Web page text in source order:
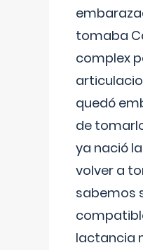
tomaba
complex
quedó
de
ya nació
volver a
sabemos
lactancia